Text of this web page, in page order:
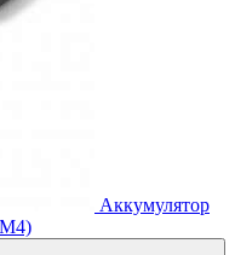
Аккумулятор